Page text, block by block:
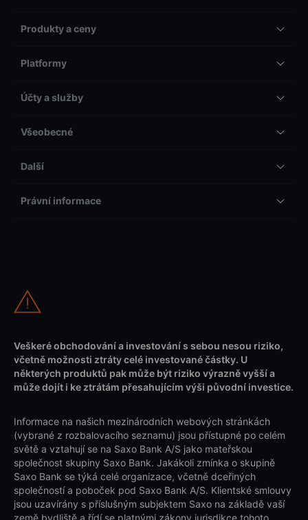
Produkty a ceny
Platformy
Účty a služby
Všeobecné
Další
Právní informace
Veškeré obchodování a investování s sebou nesou riziko,
včetně možnosti ztráty celé investované částky. U
některých produktů pak může být riziko výrazně vyšší a
může dojít i ke ztrátám přesahujícím výši původní investice.
Informace na našich mezinárodních webových stránkách
(vybrané z rozbalovacího seznamu) jsou přístupné po celém
světě a vztahují se na Saxo Bank A/S jako mateřskou
společnost skupiny Saxo Bank. Jakákoli zmínka o skupině
Saxo Bank se týká celé organizace, včetně dceřiných
společností a poboček pod Saxo Bank A/S. Klientské smlouvy
jsou uzavírány s příslušným subjektem Saxo na základě vaší